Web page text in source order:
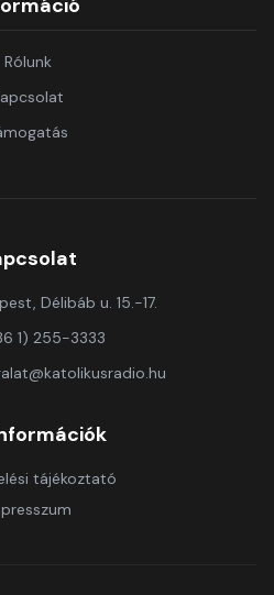
Rólunk
Délibáb u. 15.-17.
1) 255-3333
tájékoztató